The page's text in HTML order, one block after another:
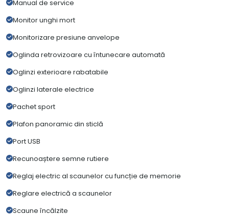
Manual de service
Monitor unghi mort
Monitorizare presiune anvelope
Oglinda retrovizoare cu întunecare automată
Oglinzi exterioare rabatabile
Oglinzi laterale electrice
Pachet sport
Plafon panoramic din sticlă
Port USB
Recunoaștere semne rutiere
Reglaj electric al scaunelor cu funcție de memorie
Reglare electrică a scaunelor
Scaune încălzite